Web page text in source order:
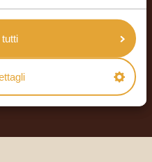
GRATUITO E SENZA
VIAGGIO DEI TUOI